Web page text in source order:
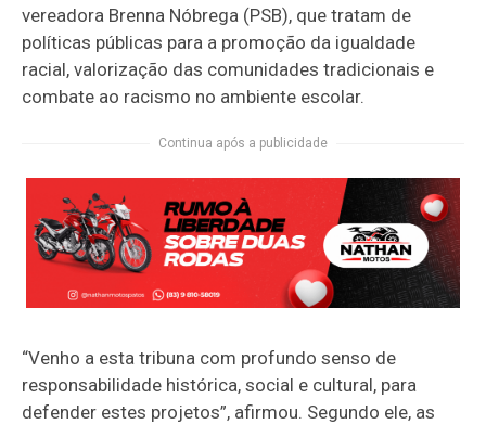
vereadora Brenna Nóbrega (PSB), que tratam de
políticas públicas para a promoção da igualdade
racial, valorização das comunidades tradicionais e
combate ao racismo no ambiente escolar.
Continua após a publicidade
“Venho a esta tribuna com profundo senso de
responsabilidade histórica, social e cultural, para
defender estes projetos”, afirmou. Segundo ele, as